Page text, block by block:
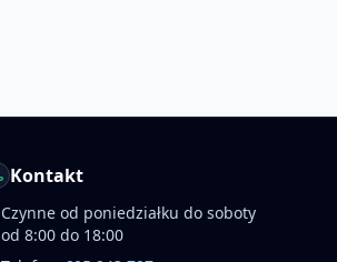
Kontakt
Czynne od poniedziałku do soboty
od 8:00 do 18:00